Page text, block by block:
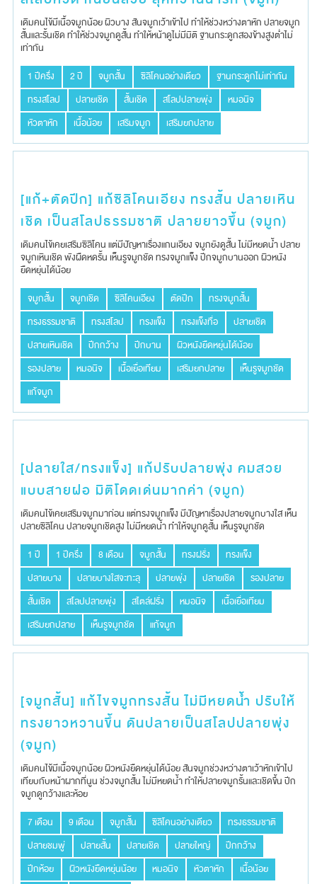
เดิมคนไข้มีเนื้อจมูกน้อย​ ผิวบาง​ สันจมูก​เว้าเข้าไป​ ทำให้ช่วงหว่างตาหัก​ ปลายจมูก
สั้นและ​รั้นเชิด​ ทำให้ช่วงจมูก​ดู​สั้น​ ทำให้หน้าดูไม่มีมิติ​ ฐานกระดูก​สองข้างสูงต่ำไม่
เท่ากัน
1 ปีครึ่ง
2 ปี จมูกสั้น ซิลิโคนอย่างเดียว
ฐานกระดูกไม่เท่ากัน
ทรงสโลป
ปลายเชิด สั้นเชิด สโลปปลายพุ่ง
หมอนิจ
หัวตาหัก
เนื้อน้อย เสริมจมูก เสริมยกปลาย
[แก้+ตัดปีก] แก้ซิลิโคนเอียง ทรงสั้น ปลายเหิน
เชิด เป็นสโลปธรรมชาติ ปลายยาวขึ้น (จมูก)
เดิมคนไข้เคยเสริมซิลิโ​คน​ แต่มีปัญหา​เรื่องแกนเอียง​ จมูก​ยังดูสั้น​ ไม่มีหยดน้ำ ปลาย
จมูก​เหินเชิด พังผืดหดรั้น​ เห็นรูจมูกชัด ทรงจมูก​แข็ง​ ปีกจมูก​บานออก ผิวหนัง
ยืดหยุ่นได้น้อย
จมูกสั้น
จมูกเชิด ซิลิโคนเอียง ตัดปีก
ทรงจมูกสั้น
ทรงธรรมชาติ
ทรงสโลป ทรงแข็ง ทรงแข็งทื่อ
ปลายเชิด
ปลายเหินเชิด
ปีกกว้าง ปีกบาน
ผิวหนังยืดหยุ่นได้น้อย
รองปลาย
หมอนิจ เนื้อเยื่อเทียม เสริมยกปลาย
เห็นรูจมูกชัด
แก้จมูก
[ปลายใส/ทรงแข็ง] แก้ปรับปลายพุ่ง คมสวย
แบบสายฝอ มิติโดดเด่นมากค่า (จมูก)
เดิมคนไข้เคยเสริมจมูก​มาก่อน​ แต่ทรงจมูกแข็ง ​มีปัญหา​เรื่องปลายจมูกบาง​ใส เห็น
ปลายซิลิโคน​ ปลายจมูก​เชิดสูง​ ไม่มีหยดน้ำ ทำให้จมูก​ดูสั้น​ เห็นรูจมูก​ชัด
1 ปี
1 ปีครึ่ง 8 เดือน จมูกสั้น ทรงฝรั่ง
ทรงแข็ง
ปลายบาง
ปลายบางใสจะทะลุ ปลายพุ่ง ปลายเชิด
รองปลาย
สั้นเชิด
สโลปปลายพุ่ง สไตล์ฝรั่ง หมอนิจ
เนื้อเยื่อเทียม
เสริมยกปลาย
เห็นรูจมูกชัด แก้จมูก
[จมูกสั้น] แก้ไขจมูกทรงสั้น ไม่มีหยดน้ำ ปรับให้
ทรงยาวหวานขึ้น ดันปลายเป็นสโลปปลายพุ่ง
(จมูก)
เดิม​คนไข้มีเนื้อ​จมูก​น้อย​ ผิวหนังยืดหยุ่นได้น้อย สันจมูก​ช่วงหว่างตาเว้าหักเข้าไป​
เทียบกับหน้าผากที่นูน​ ช่วงจมูกสั้น​ ไม่มีหยดน้ำ​ ทำให้ปลายจมูกรั้นและเชิดขึ้น​ ปีก
จมูกดูกว้างและห้อย
7 เดือน
9 เดือน จมูกสั้น ซิลิโคนอย่างเดียว
ทรงธรรมชาติ
ปลายชมพู่
ปลายสั้น ปลายเชิด ปลายใหญ่
ปีกกว้าง
ปีกห้อย
ผิวหนังยืดหยุ่นน้อย หมอนิจ หัวตาหัก เนื้อน้อย